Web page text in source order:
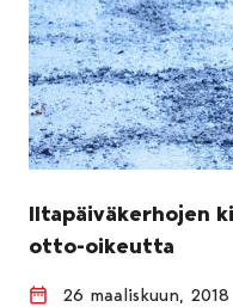
Iltapäiväkerhojen
otto-oikeutta
26 maaliskuun, 2018